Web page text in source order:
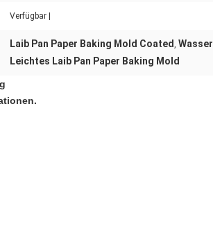
Verfügbar |
Laib Pan Paper Baking Mold Coated,
Leichtes Laib Pan Paper Baking Mold